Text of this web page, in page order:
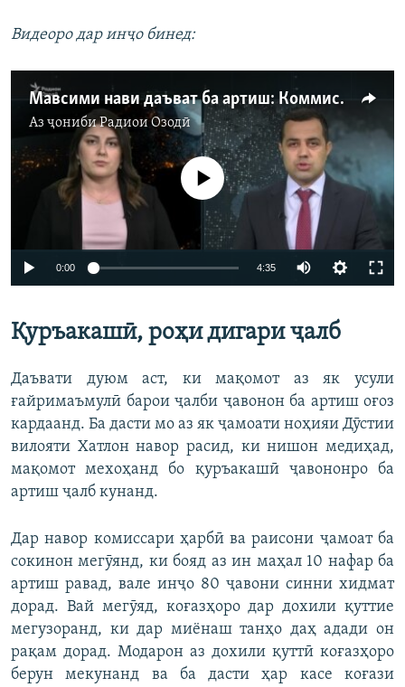
Видеоро дар инҷо бинед:
Мавсими нави даъват ба артиш: Коммисар аз қуръакашӣ ҳарф мезанад, мардум аз "сарбозшикор"
Аз ҷонибиРадиои Озодӣ
720p 1080p
Феълан кор намекунад
0:00 4:35
360p
1080p
Қуръакашӣ, роҳи дигари ҷалб
Даъвати дуюм аст, ки мақомот аз як усули
ғайримаъмулӣ барои ҷалби ҷавонон ба артиш оғоз
кардаанд. Ба дасти мо аз як ҷамоати ноҳияи Дӯстии
вилояти Хатлон навор расид, ки нишон медиҳад,
мақомот мехоҳанд бо қуръакашӣ ҷавононро ба
артиш ҷалб кунанд.
Дар навор комиссари ҳарбӣ ва раисони ҷамоат ба
сокинон мегӯянд, ки бояд аз ин маҳал 10 нафар ба
артиш равад, вале инҷо 80 ҷавони синни хидмат
дорад. Вай мегӯяд, коғазҳоро дар дохили қуттие
мегузоранд, ки дар миёнаш танҳо даҳ адади он
рақам дорад. Модарон аз дохили қуттӣ коғазҳоро
берун мекунанд ва ба дасти ҳар касе коғази